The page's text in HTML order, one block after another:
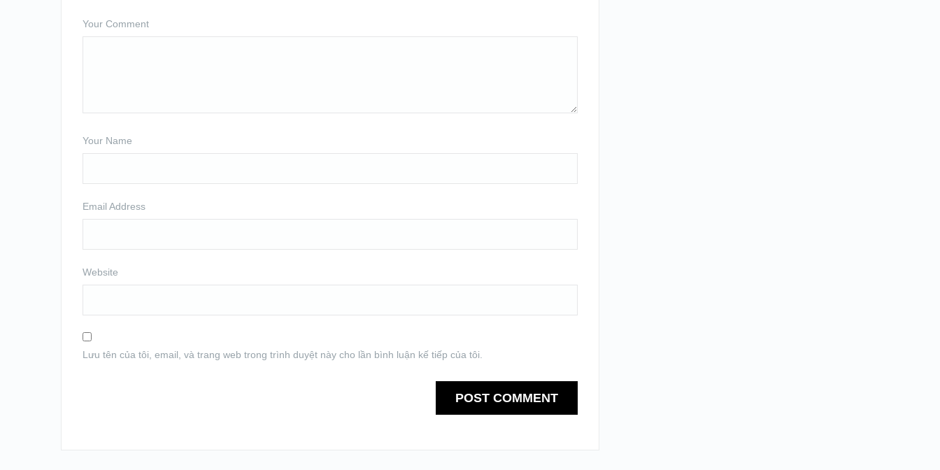
Your Comment
Your Name
Email Address
Website
Lưu tên của tôi, email, và trang web trong trình duyệt này cho lần bình luận kế tiếp của tôi.